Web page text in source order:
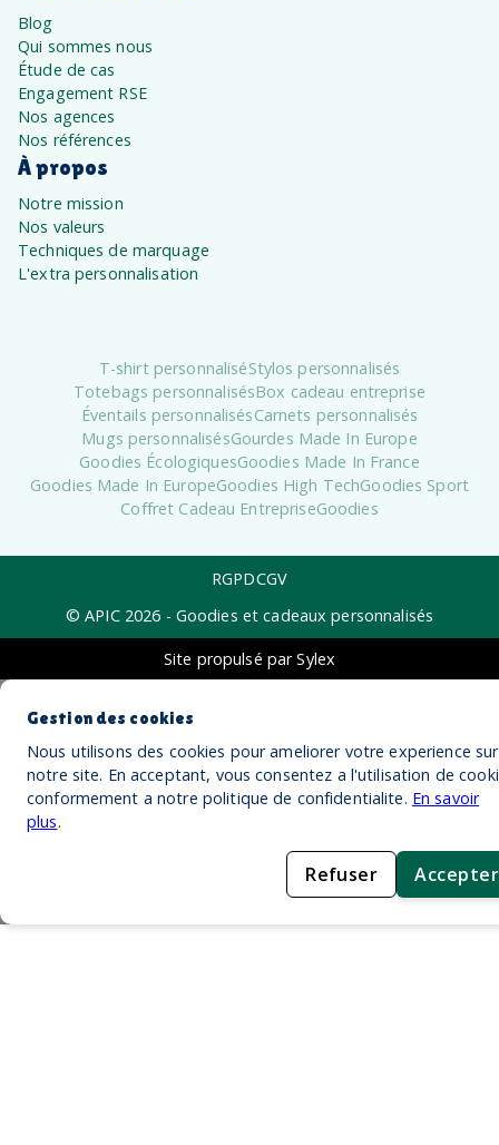
Blog
Qui sommes nous
Étude de cas
Engagement RSE
Nos agences
Nos références
À propos
Notre mission
Nos valeurs
Techniques de marquage
L'extra personnalisation
T-shirt personnaliséStylos personnalisés
Totebags personnalisésBox cadeau entreprise
Éventails personnalisésCarnets personnalisés
Mugs personnalisésGourdes Made In Europe
Goodies ÉcologiquesGoodies Made In France
Goodies Made In EuropeGoodies High TechGoodies Sport
Coffret Cadeau EntrepriseGoodies
RGPDCGV
© APIC 2026 - Goodies et cadeaux personnalisés
Site propulsé par Sylex
Gestion des cookies
Nous utilisons des cookies pour ameliorer votre experience sur
notre site. En acceptant, vous consentez a l'utilisation de
conformement a notre politique de confidentialite. En savoir
plus.
Refuser Accepter